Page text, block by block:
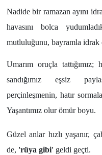
Nadide bir ramazan ayını
havasını bolca
mutluluğunu, bayramla idrak
Umarım oruçla
sandığımız eşsiz
perçinleşmenin, hatır
Yaşantımız olur ömür boyu.
Güzel anlar hızlı yaşanır,
de, 'rüya gibi' geldi geçti.
Yönetim Kurulu
Yüksek İstişare
Sanat